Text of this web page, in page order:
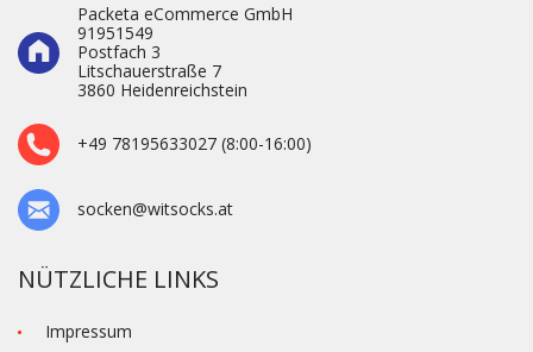
Packeta eCommerce GmbH
91951549
Postfach 3
Litschauerstraße 7
3860 Heidenre­ichstein
+49 78195633027 (8:00-16:00)
socken@witsocks.at
NÜTZLICHE LINKS
Impressum